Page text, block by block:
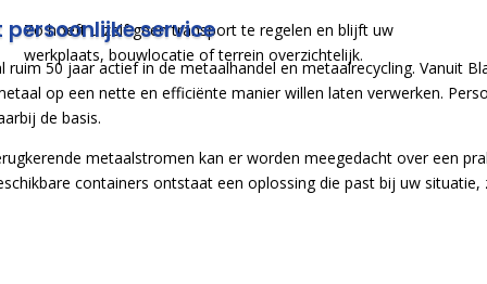
Zo hoeft u zelf geen transport te regelen en blijft uw
werkplaats, bouwlocatie of terrein overzichtelijk.
service
50 jaar actief in de metaalhandel en metaalrecycling. Vanuit
op een nette en efficiënte manier willen laten verwerken.
de basis.
metaalstromen kan er worden meegedacht over een
containers ontstaat een oplossing die past bij uw